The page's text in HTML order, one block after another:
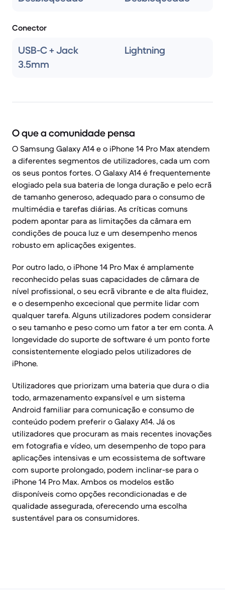
Conector
USB-C + Jack
3.5mm
Lightning
O que a comunidade pensa
O Samsung Galaxy A14 e o iPhone 14 Pro Max atendem
a diferentes segmentos de utilizadores, cada um com
os seus pontos fortes. O Galaxy A14 é frequentemente
elogiado pela sua bateria de longa duração e pelo ecrã
de tamanho generoso, adequado para o consumo de
multimédia e tarefas diárias. As críticas comuns
podem apontar para as limitações da câmara em
condições de pouca luz e um desempenho menos
robusto em aplicações exigentes.
Por outro lado, o iPhone 14 Pro Max é amplamente
reconhecido pelas suas capacidades de câmara de
nível profissional, o seu ecrã vibrante e de alta fluidez,
e o desempenho excecional que permite lidar com
qualquer tarefa. Alguns utilizadores podem considerar
o seu tamanho e peso como um fator a ter em conta. A
longevidade do suporte de software é um ponto forte
consistentemente elogiado pelos utilizadores de
iPhone.
Utilizadores que priorizam uma bateria que dura o dia
todo, armazenamento expansível e um sistema
Android familiar para comunicação e consumo de
conteúdo podem preferir o Galaxy A14. Já os
utilizadores que procuram as mais recentes inovações
em fotografia e vídeo, um desempenho de topo para
aplicações intensivas e um ecossistema de software
com suporte prolongado, podem inclinar-se para o
iPhone 14 Pro Max. Ambos os modelos estão
disponíveis como opções recondicionadas e de
qualidade assegurada, oferecendo uma escolha
sustentável para os consumidores.